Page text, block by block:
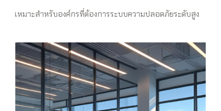
เหมาะสำหรับองค์กรที่ต้องการระบบความปลอดภัยระดับสูง